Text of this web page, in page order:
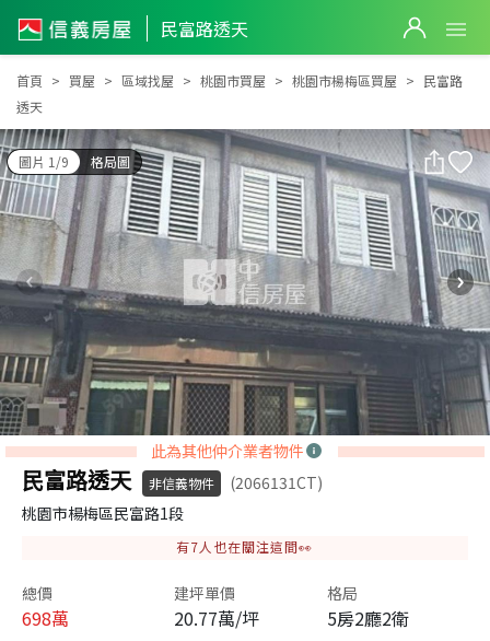
民富路透天
民富路透天
首頁 買屋 區域找屋 桃園市買屋 桃園市楊梅區買屋
民富路
透天
圖片 1/9 格局圖
此為其他仲介業者物件
民富路透天 非信義物件
(2066131CT)
桃園市楊梅區民富路1段
有7人也在關注這間👀
總價
698萬
建坪單價
20.77萬/坪
格局
5房2廳2衛